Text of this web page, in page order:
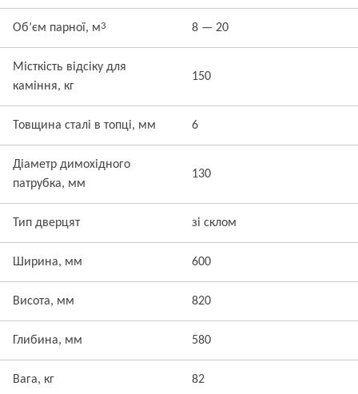
Об’єм парної, м3 8 — 20
Місткість відсіку для
каміння, кг
150
Товщина сталі в топці, мм 6
Діаметр димохідного
патрубка, мм
130
Тип дверцят зі склом
Ширина, мм 600
Висота, мм 820
Глибина, мм 580
Вага, кг 82